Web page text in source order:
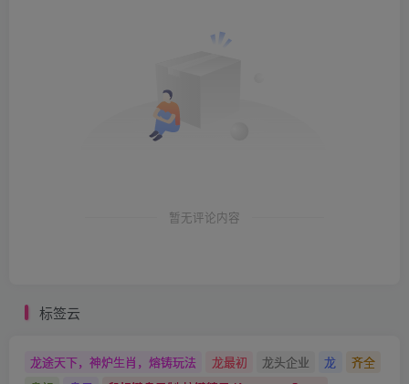
暂无评论内容
标签云
龙途天下，神炉生肖，熔铸玩法 龙最初 龙头企业 龙
齐全